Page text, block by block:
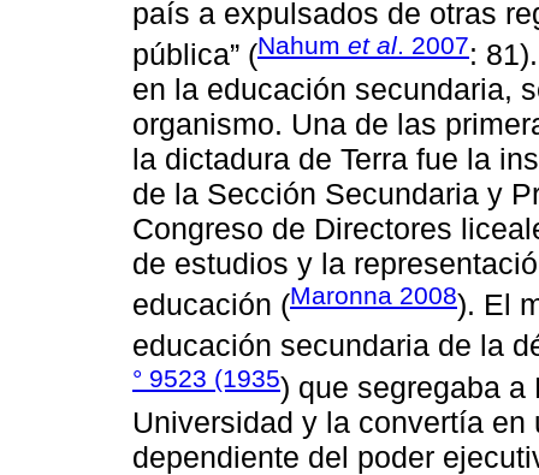
país a expulsados de otras
pública” (Nahum et al. 2007:
en la educación secundaria,
organismo. Una de las
la dictadura de Terra fue la
de la Sección Secundaria y
Congreso de Directores
de estudios y la
educación (Maronna 2008). El
educación secundaria de la
° 9523 (1935) que segregaba a
Universidad y la convertía
dependiente del poder